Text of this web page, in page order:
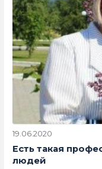
19.06.2020
Есть такая
людей